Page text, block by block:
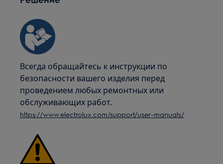
Всегда обращайтесь к инструкции по
безопасности вашего изделия перед
проведением любых ремонтных или
обслуживающих работ.
https://www.electrolux.com/support/user-manuals/